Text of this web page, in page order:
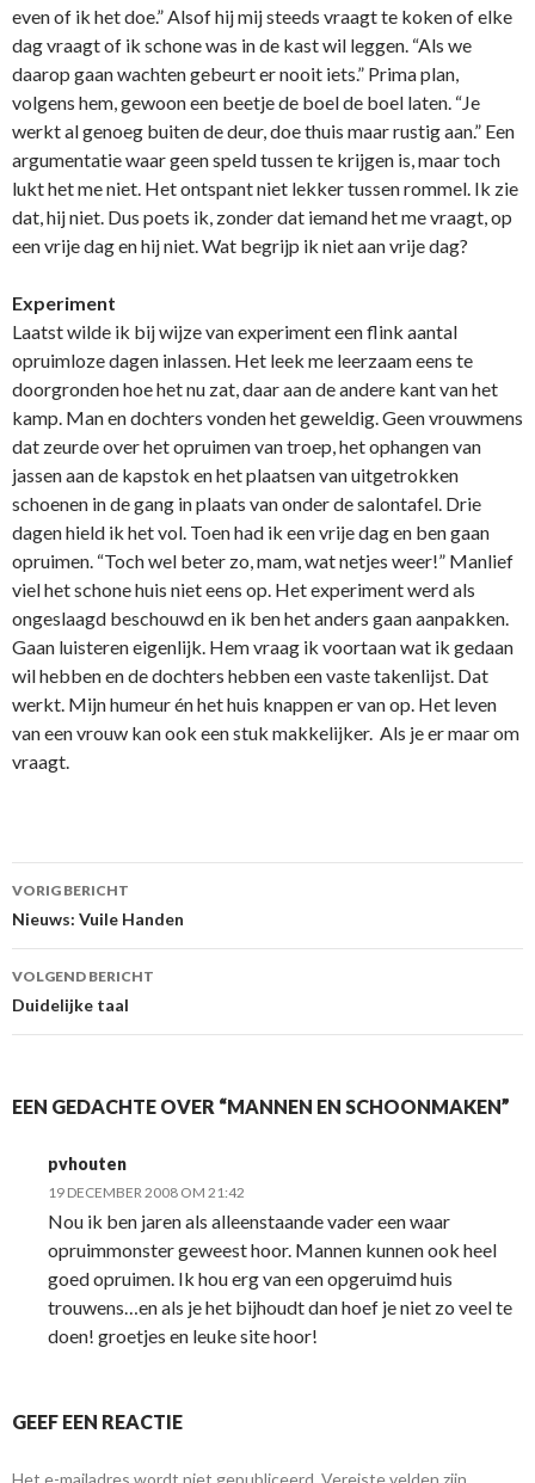
even of ik het doe.” Alsof hij mij steeds vraagt te koken of elke
dag vraagt of ik schone was in de kast wil leggen. “Als we
daarop gaan wachten gebeurt er nooit iets.” Prima plan,
volgens hem, gewoon een beetje de boel de boel laten. “Je
werkt al genoeg buiten de deur, doe thuis maar rustig aan.” Een
argumentatie waar geen speld tussen te krijgen is, maar toch
lukt het me niet. Het ontspant niet lekker tussen rommel. Ik zie
dat, hij niet. Dus poets ik, zonder dat iemand het me vraagt, op
een vrije dag en hij niet. Wat begrijp ik niet aan vrije dag?
Experiment
Laatst wilde ik bij wijze van experiment een flink aantal
opruimloze dagen inlassen. Het leek me leerzaam eens te
doorgronden hoe het nu zat, daar aan de andere kant van het
kamp. Man en dochters vonden het geweldig. Geen vrouwmens
dat zeurde over het opruimen van troep, het ophangen van
jassen aan de kapstok en het plaatsen van uitgetrokken
schoenen in de gang in plaats van onder de salontafel. Drie
dagen hield ik het vol. Toen had ik een vrije dag en ben gaan
opruimen. “Toch wel beter zo, mam, wat netjes weer!” Manlief
viel het schone huis niet eens op. Het experiment werd als
ongeslaagd beschouwd en ik ben het anders gaan aanpakken.
Gaan luisteren eigenlijk. Hem vraag ik voortaan wat ik gedaan
wil hebben en de dochters hebben een vaste takenlijst. Dat
werkt. Mijn humeur én het huis knappen er van op. Het leven
van een vrouw kan ook een stuk makkelijker. Als je er maar om
vraagt.
Berichtnavigatie
VORIG BERICHT
Nieuws: Vuile Handen
VOLGEND BERICHT
Duidelijke taal
EEN GEDACHTE OVER “MANNEN EN SCHOONMAKEN”
pvhouten
19 DECEMBER 2008 OM 21:42
Nou ik ben jaren als alleenstaande vader een waar
opruimmonster geweest hoor. Mannen kunnen ook heel
goed opruimen. Ik hou erg van een opgeruimd huis
trouwens…en als je het bijhoudt dan hoef je niet zo veel te
doen! groetjes en leuke site hoor!
GEEF EEN REACTIE
Het e-mailadres wordt niet gepubliceerd. Vereiste velden zijn